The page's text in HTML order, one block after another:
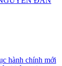
hành chính mới